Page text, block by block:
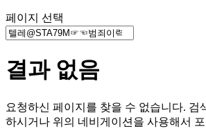
페이지 선택
결과 없음
요청하신 페이지를 찾을 수 없습니다. 검
하시거나 위의 네비게이션을 사용해서